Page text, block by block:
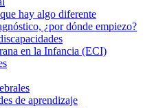
hay algo diferente
¿por dónde empiezo?
en la Infancia (ECI)
de aprendizaje